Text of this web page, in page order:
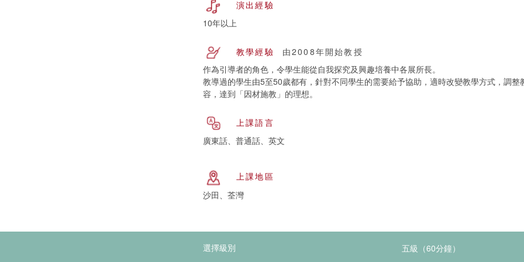
演出經驗
10年以上
教學經驗
由2008年開始教授
作為引導者的角色，令學生能從自我探究及興趣培養中各展所長。
教導過的學生由5至50歲都有，針對不同學生的需要給予協助，適時改變教學方式，調整
容，達到「因材施教」的理想。
上課語言
廣東話、普通話、英文
上課地區
沙田、荃灣
選擇級別